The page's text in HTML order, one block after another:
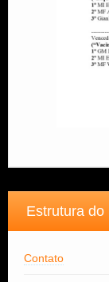
Estrutura do
Contato